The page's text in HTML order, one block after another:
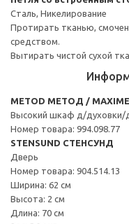
Сталь, Никелирование
Протирать тканью,
средством.
Вытирать чистой сухой
METOD МЕТОД /
Высокий шкаф д/духовки/
Номер товара: 994.098.77
STENSUND СТЕНСУНД
Дверь
Номер товара: 904.514.13
Ширина: 62 см
Высота: 2 см
Длина: 70 см